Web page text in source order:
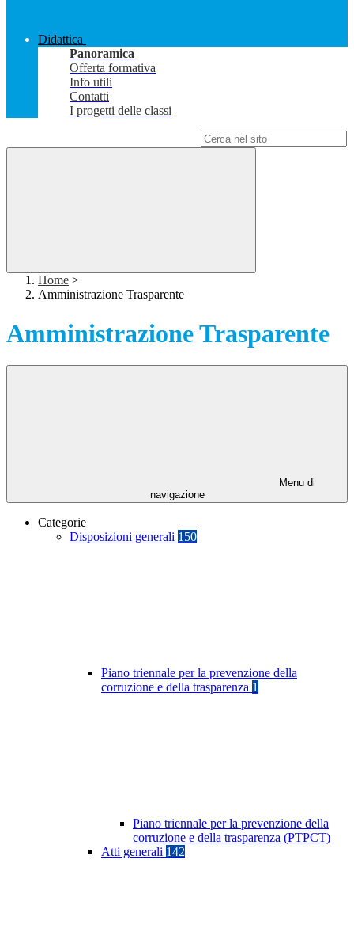
Didattica
Panoramica
Offerta formativa
Info utili
Contatti
I progetti delle classi
Home >
Amministrazione Trasparente
Amministrazione Trasparente
Menu di
navigazione
Categorie
Disposizioni generali 150
Piano triennale per la prevenzione della
corruzione e della trasparenza 1
Piano triennale per la prevenzione della
corruzione e della trasparenza (PTPCT)
Atti generali 142